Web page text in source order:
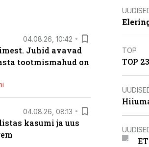
04.08.26, 10:42
Juhid avavad
tootmismahud on
04.08.26, 08:13
kasumi ja uus
TOP
TOP